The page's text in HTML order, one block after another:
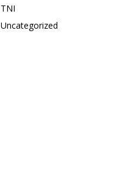
TNI
Uncategorized